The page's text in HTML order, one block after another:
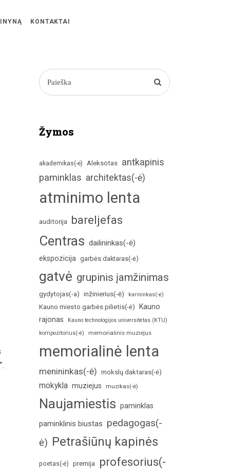
KONTAKTAI
Žymos
akademikas(-ė) Aleksotas antkapinis
paminklas architektas(-ė)
atminimo lenta
auditorija bareljefas
Centras dailininkas(-ė)
ekspozicija garbės daktaras(-ė)
gatvė grupinis įamžinimas
gydytojas(-a) inžinierius(-ė) karininkas(-ė)
Kauno miesto garbės pilietis(-ė)
Kauno
rajonas
Kauno technologijos universitetas (KTU)
kompozitorius(-ė)
memorialinis muziejus
memorialinė lenta
menininkas(-ė) mokslų daktaras(-ė)
mokykla muziejus muzikas(-ė)
Naujamiestis paminklas
paminklinis biustas pedagogas(-
ė) Petrašiūnų kapinės
poetas(-ė) premija
profesorius(-